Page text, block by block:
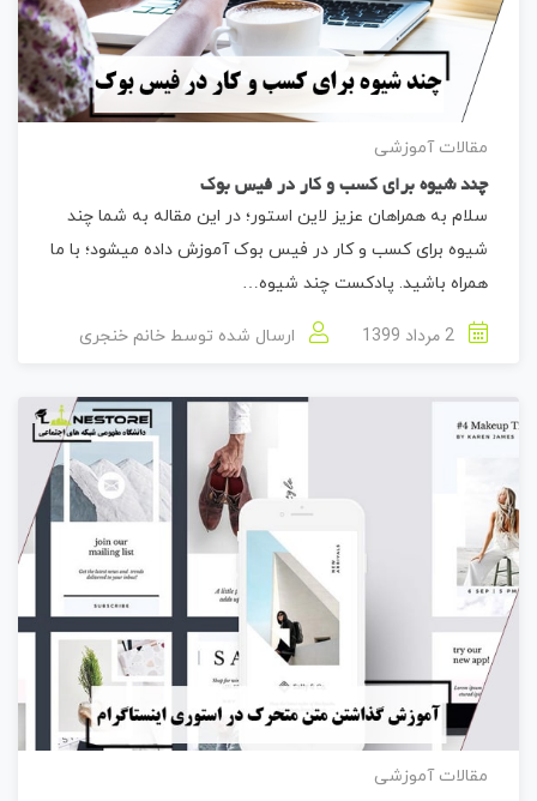
مقالات آموزشی
چند شیوه برای کسب و کار در فیس بوک
سلام به همراهان عزیز لاین استور؛ در این مقاله به شما چند
شیوه برای کسب و کار در فیس بوک آموزش داده میشود؛ با ما
همراه باشید. پادکست چند شیوه…
ارسال شده توسط خانم خنجری
مقالات آموزشی